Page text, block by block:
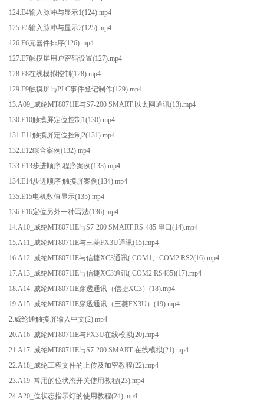
124.E4输入脉冲与显示1(124).mp4
125.E5输入脉冲与显示2(125).mp4
126.E6元器件排序(126).mp4
127.E7触摸屏用户密码设置(127).mp4
128.E8在线模拟控制(128).mp4
129.E9触摸屏与PLC事件登记制作(129).mp4
13.A09_威纶MT8071IE与S7-200 SMART 以太网通讯(13).mp4
130.E10触摸屏定位控制1(130).mp4
131.E11触摸屏定位控制2(131).mp4
132.E12综合案例(132).mp4
133.E13步进顺序 程序案例(133).mp4
134.E14步进顺序 触摸屏案例(134).mp4
135.E15电机数值显示(135).mp4
136.E16定位另外一种写法(136).mp4
14.A10_威纶MT8071IE与S7-200 SMART RS-485 串口(14).mp4
15.A11_威纶MT8071IE与三菱FX3U通讯(15).mp4
16.A12_威纶MT8071IE与信捷XC3通讯( COM1、COM2 RS2(16).mp4
17.A13_威纶MT8071IE与信捷XC3通讯( COM2 RS485)(17).mp4
18.A14_威纶MT8071IE穿透通讯（信捷XC3）(18).mp4
19.A15_威纶MT8071IE穿透通讯（三菱FX3U）(19).mp4
2.威纶通触摸屏输入中文(2).mp4
20.A16_威纶MT8071IE与FX3U在线模拟(20).mp4
21.A17_威纶MT8071IE与S7-200 SMART 在线模拟(21).mp4
22.A18_威纶工程文件的上传及加密教程(22).mp4
23.A19_常用的位状态开关使用教程(23).mp4
24.A20_位状态指示灯的使用教程(24).mp4